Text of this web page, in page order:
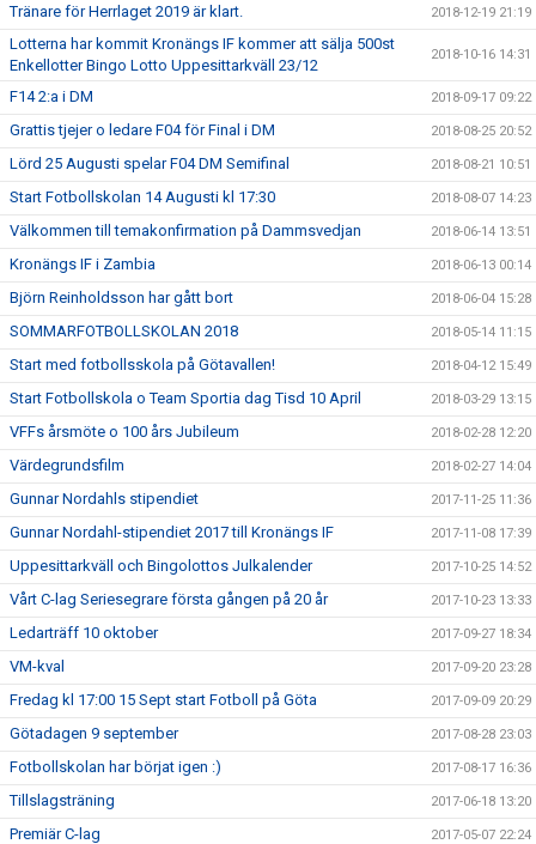
Tränare för Herrlaget 2019 är klart. 2018-12-19 21:19
Lotterna har kommit Kronängs IF kommer att sälja 500st
Enkellotter Bingo Lotto Uppesittarkväll 23/12
2018-10-16 14:31
F14 2:a i DM 2018-09-17 09:22
Grattis tjejer o ledare F04 för Final i DM 2018-08-25 20:52
Lörd 25 Augusti spelar F04 DM Semifinal 2018-08-21 10:51
Start Fotbollskolan 14 Augusti kl 17:30 2018-08-07 14:23
Välkommen till temakonfirmation på Dammsvedjan 2018-06-14 13:51
Kronängs IF i Zambia 2018-06-13 00:14
Björn Reinholdsson har gått bort 2018-06-04 15:28
SOMMARFOTBOLLSKOLAN 2018 2018-05-14 11:15
Start med fotbollsskola på Götavallen! 2018-04-12 15:49
Start Fotbollskola o Team Sportia dag Tisd 10 April 2018-03-29 13:15
VFFs årsmöte o 100 års Jubileum 2018-02-28 12:20
Värdegrundsfilm 2018-02-27 14:04
Gunnar Nordahls stipendiet 2017-11-25 11:36
Gunnar Nordahl-stipendiet 2017 till Kronängs IF 2017-11-08 17:39
Uppesittarkväll och Bingolottos Julkalender 2017-10-25 14:52
Vårt C-lag Seriesegrare första gången på 20 år 2017-10-23 13:33
Ledarträff 10 oktober 2017-09-27 18:34
VM-kval 2017-09-20 23:28
Fredag kl 17:00 15 Sept start Fotboll på Göta 2017-09-09 20:29
Götadagen 9 september 2017-08-28 23:03
Fotbollskolan har börjat igen :) 2017-08-17 16:36
Tillslagsträning 2017-06-18 13:20
Premiär C-lag 2017-05-07 22:24